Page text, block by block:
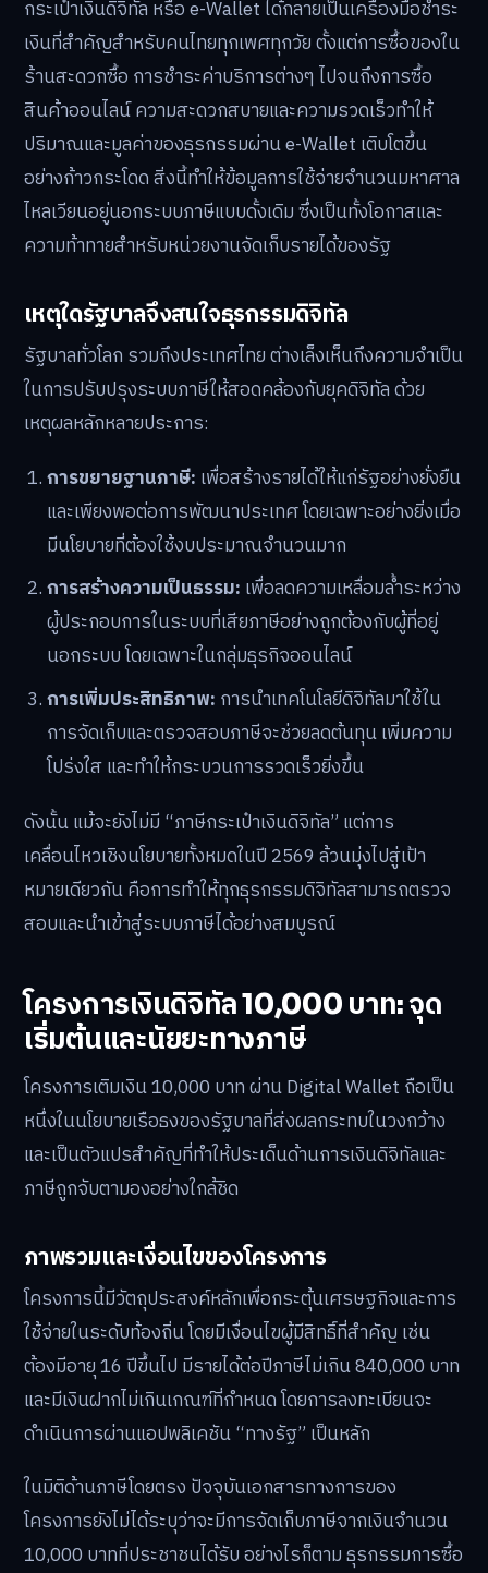
กระเป๋าเงินดิจิทัล หรือ e-Wallet ได้กลายเป็นเครื่องมือชำระ
เงินที่สำคัญสำหรับคนไทยทุกเพศทุกวัย ตั้งแต่การซื้อของใน
ร้านสะดวกซื้อ การชำระค่าบริการต่างๆ ไปจนถึงการซื้อ
สินค้าออนไลน์ ความสะดวกสบายและความรวดเร็วทำให้
ปริมาณและมูลค่าของธุรกรรมผ่าน e-Wallet เติบโตขึ้น
อย่างก้าวกระโดด สิ่งนี้ทำให้ข้อมูลการใช้จ่ายจำนวนมหาศาล
ไหลเวียนอยู่นอกระบบภาษีแบบดั้งเดิม ซึ่งเป็นทั้งโอกาสและ
ความท้าทายสำหรับหน่วยงานจัดเก็บรายได้ของรัฐ
เหตุใดรัฐบาลจึงสนใจธุรกรรมดิจิทัล
รัฐบาลทั่วโลก รวมถึงประเทศไทย ต่างเล็งเห็นถึงความจำเป็น
ในการปรับปรุงระบบภาษีให้สอดคล้องกับยุคดิจิทัล ด้วย
เหตุผลหลักหลายประการ:
การขยายฐานภาษี: เพื่อสร้างรายได้ให้แก่รัฐอย่างยั่งยืน
และเพียงพอต่อการพัฒนาประเทศ โดยเฉพาะอย่างยิ่งเมื่อ
มีนโยบายที่ต้องใช้งบประมาณจำนวนมาก
การสร้างความเป็นธรรม: เพื่อลดความเหลื่อมล้ำระหว่าง
ผู้ประกอบการในระบบที่เสียภาษีอย่างถูกต้องกับผู้ที่อยู่
นอกระบบ โดยเฉพาะในกลุ่มธุรกิจออนไลน์
การเพิ่มประสิทธิภาพ: การนำเทคโนโลยีดิจิทัลมาใช้ใน
การจัดเก็บและตรวจสอบภาษีจะช่วยลดต้นทุน เพิ่มความ
โปร่งใส และทำให้กระบวนการรวดเร็วยิ่งขึ้น
ดังนั้น แม้จะยังไม่มี “ภาษีกระเป๋าเงินดิจิทัล” แต่การ
เคลื่อนไหวเชิงนโยบายทั้งหมดในปี 2569 ล้วนมุ่งไปสู่เป้า
หมายเดียวกัน คือการทำให้ทุกธุรกรรมดิจิทัลสามารถตรวจ
สอบและนำเข้าสู่ระบบภาษีได้อย่างสมบูรณ์
โครงการเงินดิจิทัล 10,000 บาท: จุด
เริ่มต้นและนัยยะทางภาษี
โครงการเติมเงิน 10,000 บาท ผ่าน Digital Wallet ถือเป็น
หนึ่งในนโยบายเรือธงของรัฐบาลที่ส่งผลกระทบในวงกว้าง
และเป็นตัวแปรสำคัญที่ทำให้ประเด็นด้านการเงินดิจิทัลและ
ภาษีถูกจับตามองอย่างใกล้ชิด
ภาพรวมและเงื่อนไขของโครงการ
โครงการนี้มีวัตถุประสงค์หลักเพื่อกระตุ้นเศรษฐกิจและการ
ใช้จ่ายในระดับท้องถิ่น โดยมีเงื่อนไขผู้มีสิทธิ์ที่สำคัญ เช่น
ต้องมีอายุ 16 ปีขึ้นไป มีรายได้ต่อปีภาษีไม่เกิน 840,000 บาท
และมีเงินฝากไม่เกินเกณฑ์ที่กำหนด โดยการลงทะเบียนจะ
ดำเนินการผ่านแอปพลิเคชัน “ทางรัฐ” เป็นหลัก
ในมิติด้านภาษีโดยตรง ปัจจุบันเอกสารทางการของ
โครงการยังไม่ได้ระบุว่าจะมีการจัดเก็บภาษีจากเงินจำนวน
10,000 บาทที่ประชาชนได้รับ อย่างไรก็ตาม ธุรกรรมการซื้อ